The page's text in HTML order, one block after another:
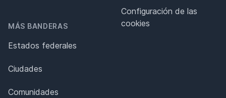
MÁS BANDERAS
Estados federales
Ciudades
Comunidades
Configuración de las
cookies